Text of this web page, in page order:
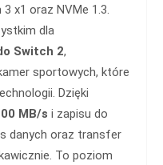
x1 oraz NVMe 1.3.
dla
Switch 2,
sportowych, które
Dzięki
MB/s i zapisu do
danych oraz transfer
To poziom